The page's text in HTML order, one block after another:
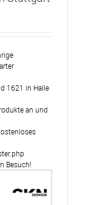
1621 in Halle
an und
Besuch!